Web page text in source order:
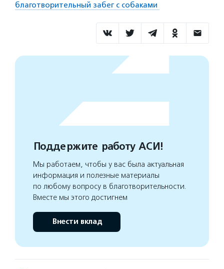
благотворительный забег с собаками
Поддержите работу АСИ!
Мы работаем, чтобы у вас была актуальная
информация и полезные материалы
по любому вопросу в благотворительности.
Вместе мы этого достигнем
Внести вклад